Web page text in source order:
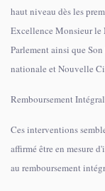
haut niveau dès les
Excellence Monsieur le
Parlement ainsi que
nationale et Nouvelle
Remboursement
Ces interventions
affirmé être en mesure
au remboursement